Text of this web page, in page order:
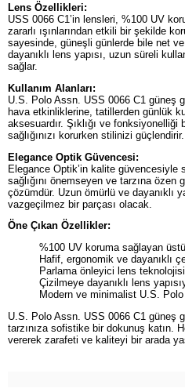
Lens Özellikleri:
USS 0066 C1’in lensleri, %100 UV
zararlı ışınlarından etkili bir şekilde
sayesinde, güneşli günlerde bile net
dayanıklı lens yapısı, uzun süreli
sağlar.
Kullanım Alanları:
U.S. Polo Assn. USS 0066 C1 güneş
hava etkinliklerine, tatillerden günlük
aksesuardır. Şıklığı ve
sağlığınızı korurken stilinizi güçlendirir.
Elegance Optik Güvencesi:
Elegance Optik’in kalite güvencesiyle
sağlığını önemseyen ve tarzına
çözümdür. Uzun ömürlü ve dayanıklı
vazgeçilmez bir parçası olacak.
Öne Çıkan Özellikler:
%100 UV koruma sağlayan
Hafif, ergonomik ve dayanıklı
Parlama önleyici lens
Çizilmeye dayanıklı lens
Modern ve minimalist U.S.
U.S. Polo Assn. USS 0066 C1 güneş
tarzınıza sofistike bir dokunuş katın.
vererek zarafeti ve kaliteyi bir arada